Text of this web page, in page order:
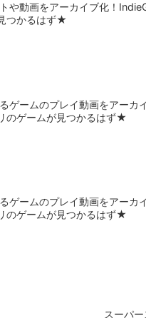
動画をアーカイブ化！
つかるはず★
ゲームのプレイ動画をアー
のゲームが見つかるはず★
ゲームのプレイ動画をアー
のゲームが見つかるはず★
スーパ